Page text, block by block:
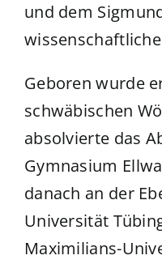
und dem
Geboren wurde
schwäbischen
absolvierte das
Gymnasium
danach an der
Universität
Maximilians-